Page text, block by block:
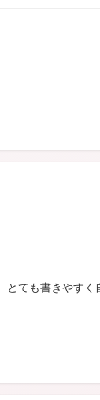
ても書きやす